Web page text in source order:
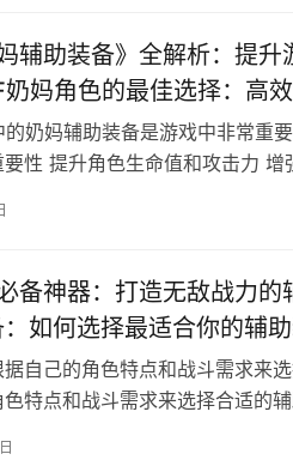
辅助装备》全解析：提
奶妈角色的最佳选择：高
的奶妈辅助装备是游戏中非常重
性 提升角色生命值和攻击力 增
备神器：打造无敌战力
如何选择最适合你的辅
自己的角色特点和战斗需求来
特点和战斗需求来选择合适的辅